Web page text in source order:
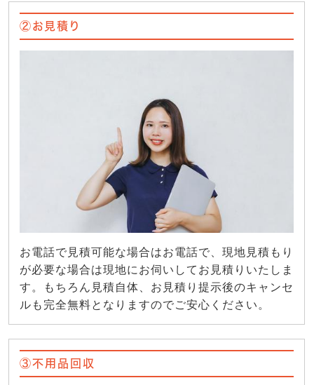
②お見積り
お電話で見積可能な場合はお電話で、現地見積もり
が必要な場合は現地にお伺いしてお見積りいたしま
す。もちろん見積自体、お見積り提示後のキャンセ
ルも完全無料となりますのでご安心ください。
③不用品回収